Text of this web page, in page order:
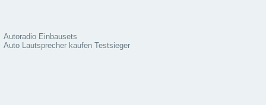
Autoradio Einbausets
Auto Lautsprecher kaufen Testsieger